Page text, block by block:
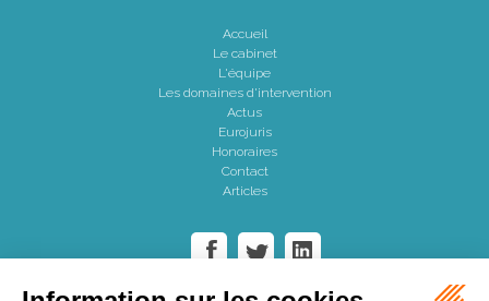
Accueil
Le cabinet
L'équipe
Les domaines d'intervention
Actus
Eurojuris
Honoraires
Contact
Articles